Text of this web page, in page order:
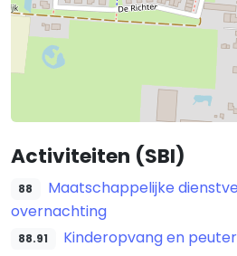
Activiteiten (SBI)
88
Maatschappelijke
overnachting
88.91 Kinderopvang en